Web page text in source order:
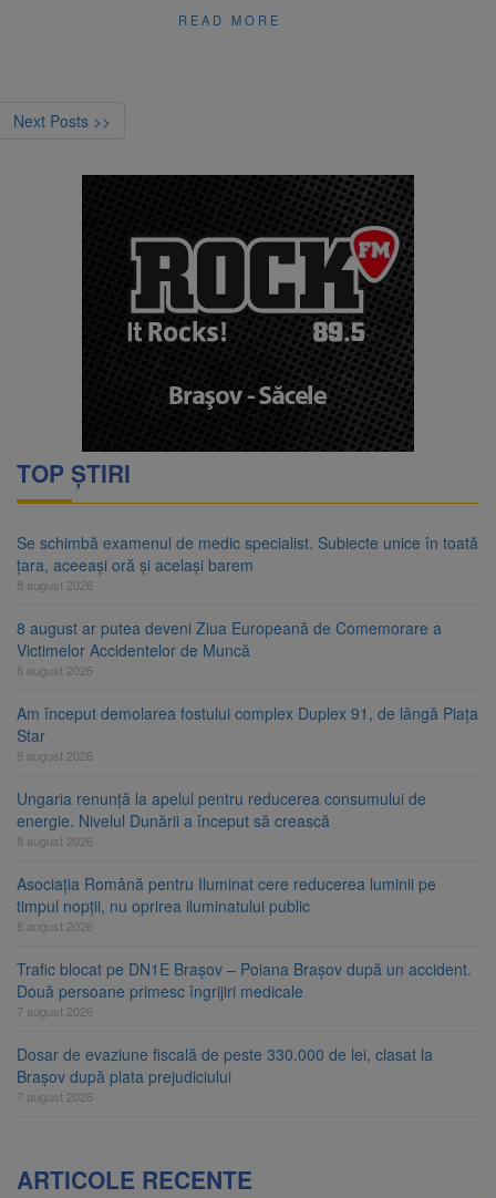
READ MORE
Next Posts >>
TOP ȘTIRI
Se schimbă examenul de medic specialist. Subiecte unice în toată
țara, aceeași oră și același barem
8 august 2026
8 august ar putea deveni Ziua Europeană de Comemorare a
Victimelor Accidentelor de Muncă
8 august 2026
Am început demolarea fostului complex Duplex 91, de lângă Piața
Star
8 august 2026
Ungaria renunță la apelul pentru reducerea consumului de
energie. Nivelul Dunării a început să crească
8 august 2026
Asociația Română pentru Iluminat cere reducerea luminii pe
timpul nopții, nu oprirea iluminatului public
8 august 2026
Trafic blocat pe DN1E Brașov – Poiana Brașov după un accident.
Două persoane primesc îngrijiri medicale
7 august 2026
Dosar de evaziune fiscală de peste 330.000 de lei, clasat la
Brașov după plata prejudiciului
7 august 2026
ARTICOLE RECENTE